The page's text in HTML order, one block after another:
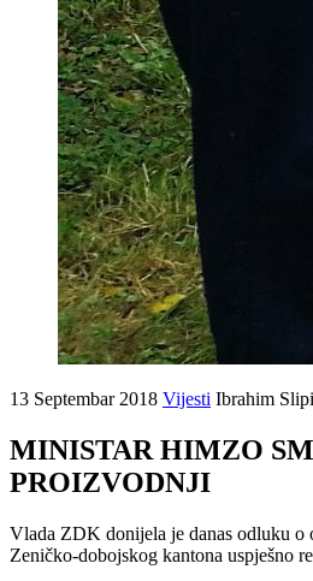
13 Septembar 2018 Vijesti Ibrahim
MINISTAR HIMZO
PROIZVODNJI
Vlada ZDK donijela je danas odluku o
Zeničko-dobojskog kantona uspješno